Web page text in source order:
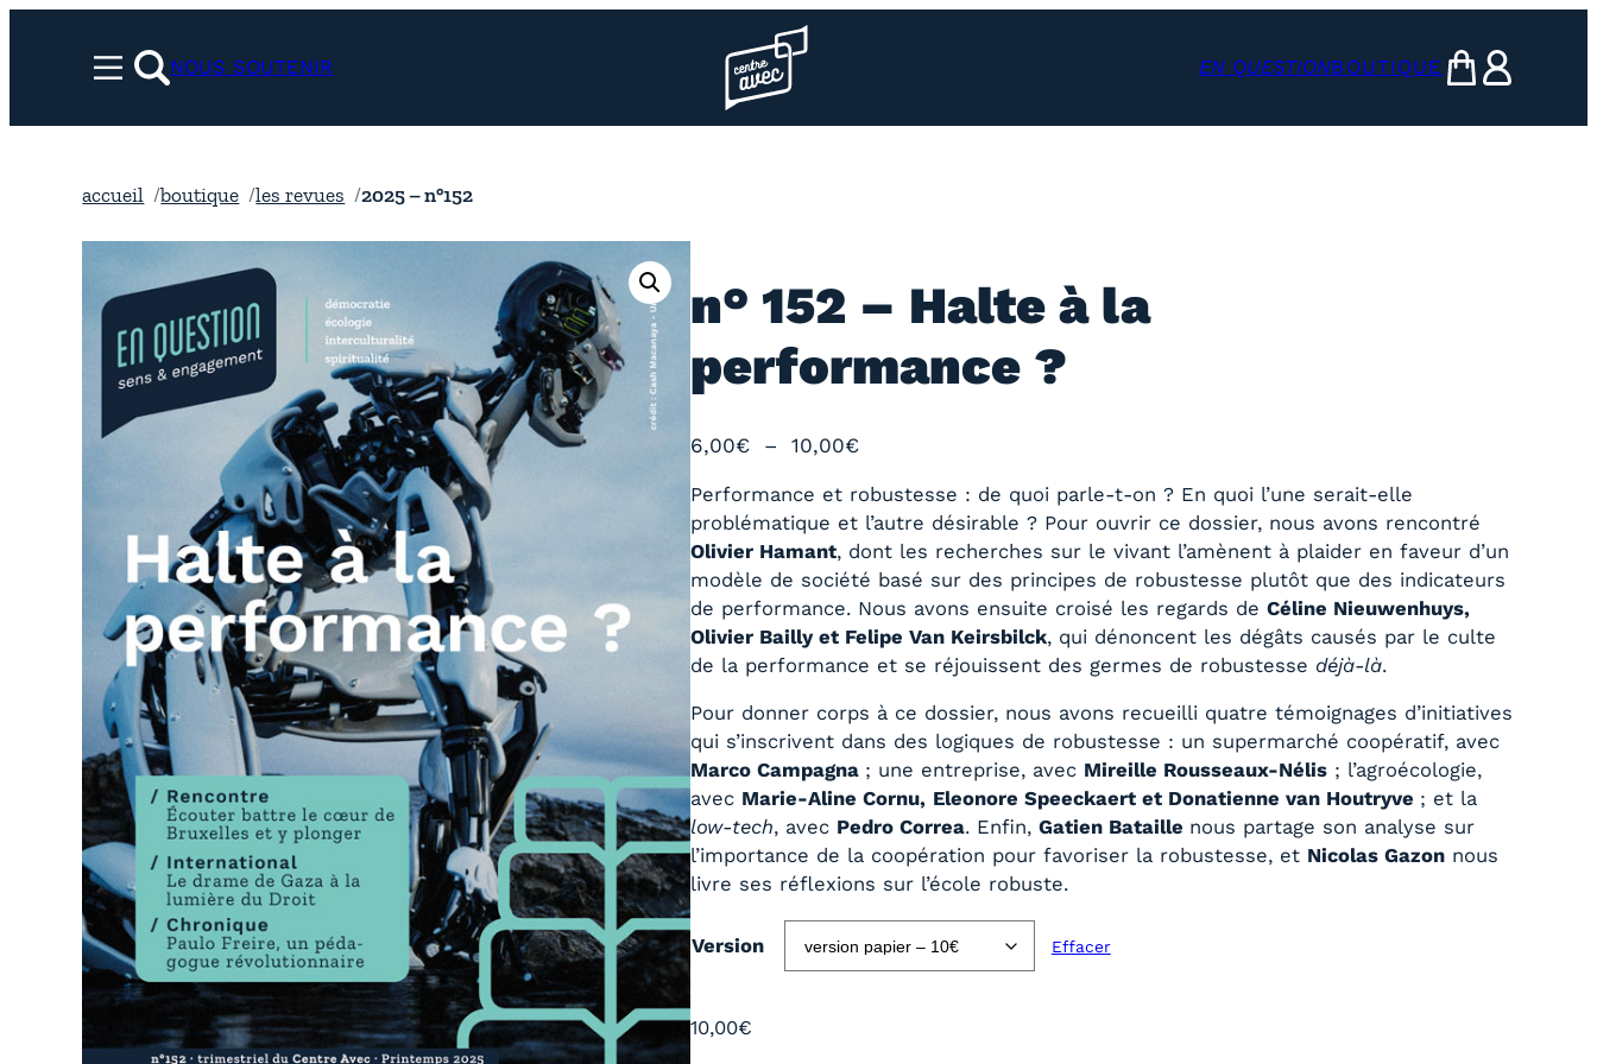
Menurechercher
NOUS SOUTENIR
Page d’accueil l’association
EN QUESTIONBOUTIQUE
mon panier
ma compte
accueil boutique les revues 2025 – n°152
n° 152 – Halte à la
performance ?
6,00€ – 10,00€P
a
g
e
d
e
p
i
x
:
6
,
0
0
€
à
Performance et robustesse : de quoi parle-t-on ? En quoi l’une serait-elle
problématique et l’autre désirable ? Pour ouvrir ce dossier, nous avons rencontré
Olivier Hamant, dont les recherches sur le vivant l’amènent à plaider en faveur d’un
modèle de société basé sur des principes de robustesse plutôt que des indicateurs
de performance. Nous avons ensuite croisé les regards deCéline Nieuwenhuys,
Olivier Bailly et Felipe Van Keirsbilck, qui dénoncent les dégâts causés par le culte
de la performance et se réjouissent des germes de robustesse déjà-là.
Pour donner corps à ce dossier, nous avons recueilli quatre témoignages d’initiatives
qui s’inscrivent dans des logiques de robustesse : un supermarché coopératif, avec
Marco Campagna ; une entreprise, avec Mireille Rousseaux-Nélis ; l’agroécologie,
avec Marie-Aline Cornu, Eleonore Speeckaert et Donatienne van Houtryve ; et la
low-tech, avec Pedro Correa. Enfin,Gatien Bataille nous partage son analyse sur
l’importance de la coopération pour favoriser la robustesse, et Nicolas Gazon nous
livre ses réflexions sur l’école robuste.
Version Effacer
10,00€